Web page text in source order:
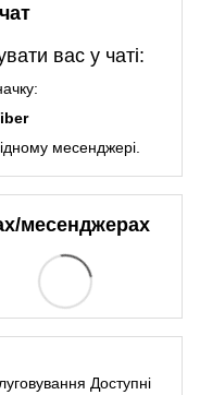
вас у чаті:
месенджері.
месенджерах
Доступні